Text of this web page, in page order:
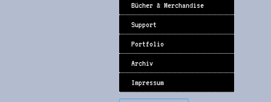
Bücher & Merchandise
Support
Portfolio
Archiv
Impressum